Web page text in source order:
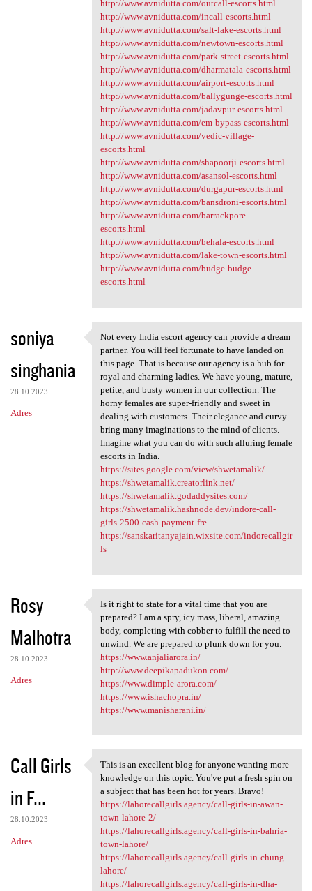
http://www.avnidutta.com/outcall-escorts.html
http://www.avnidutta.com/incall-escorts.html
http://www.avnidutta.com/salt-lake-escorts.html
http://www.avnidutta.com/newtown-escorts.html
http://www.avnidutta.com/park-street-escorts.html
http://www.avnidutta.com/dharmatala-escorts.html
http://www.avnidutta.com/airport-escorts.html
http://www.avnidutta.com/ballygunge-escorts.html
http://www.avnidutta.com/jadavpur-escorts.html
http://www.avnidutta.com/em-bypass-escorts.html
http://www.avnidutta.com/vedic-village-
escorts.html
http://www.avnidutta.com/shapoorji-escorts.html
http://www.avnidutta.com/asansol-escorts.html
http://www.avnidutta.com/durgapur-escorts.html
http://www.avnidutta.com/bansdroni-escorts.html
http://www.avnidutta.com/barrackpore-
escorts.html
http://www.avnidutta.com/behala-escorts.html
http://www.avnidutta.com/lake-town-escorts.html
http://www.avnidutta.com/budge-budge-
escorts.html
soniya
singhania
28.10.2023
Adres
Not every India escort agency
Not every India escort agency can provide a dream
partner. You will feel fortunate to have landed on
this page. That is because our agency is a hub for
royal and charming ladies. We have young, mature,
petite, and busty women in our collection. The
horny females are super-friendly and sweet in
dealing with customers. Their elegance and curvy
bring many imaginations to the mind of clients.
Imagine what you can do with such alluring female
escorts in India.
https://sites.google.com/view/shwetamalik/
https://shwetamalik.creatorlink.net/
https://shwetamalik.godaddysites.com/
https://shwetamalik.hashnode.dev/indore-call-
girls-2500-cash-payment-fre...
https://sanskaritanyajain.wixsite.com/indorecallgir
ls
Rosy
Malhotra
28.10.2023
Adres
Is it right to state for a
Is it right to state for a vital time that you are
prepared? I am a spry, icy mass, liberal, amazing
body, completing with cobber to fulfill the need to
unwind. We are prepared to plunk down for you.
https://www.anjaliarora.in/
http://www.deepikapadukon.com/
https://www.dimple-arora.com/
https://www.ishachopra.in/
https://www.manisharani.in/
Call Girls
in F...
28.10.2023
Adres
This is an excellent blog for
This is an excellent blog for anyone wanting more
knowledge on this topic. You've put a fresh spin on
a subject that has been hot for years. Bravo!
https://lahorecallgirls.agency/call-girls-in-awan-
town-lahore-2/
https://lahorecallgirls.agency/call-girls-in-bahria-
town-lahore/
https://lahorecallgirls.agency/call-girls-in-chung-
lahore/
https://lahorecallgirls.agency/call-girls-in-dha-